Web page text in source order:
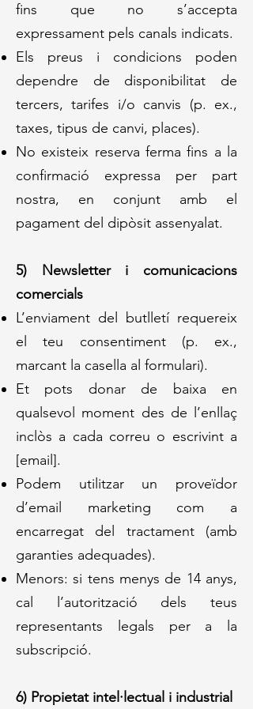
fins que no s’accepta
expressament pels canals indicats.
Els preus i condicions poden
dependre de disponibilitat de
tercers, tarifes i/o canvis (p. ex.,
taxes, tipus de canvi, places).
No existeix reserva ferma fins a la
confirmació expressa per part
nostra, en conjunt amb el
pagament del dipòsit assenyalat.
5) Newsletter i comunicacions
comercials
L’enviament del butlletí requereix
el teu consentiment (p. ex.,
marcant la casella al formulari).
Et pots donar de baixa en
qualsevol moment des de l’enllaç
inclòs a cada correu o escrivint a
[email].
Podem utilitzar un proveïdor
d’email marketing com a
encarregat del tractament (amb
garanties adequades).
Menors: si tens menys de 14 anys,
cal l’autorització dels teus
representants legals per a la
subscripció.
6) Propietat intel·lectual i industrial